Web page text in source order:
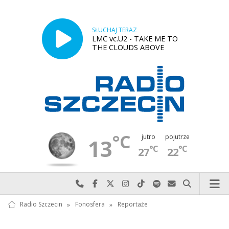
SŁUCHAJ TERAZ
LMC vc.U2 - TAKE ME TO
THE CLOUDS ABOVE
13°C jutro
27°C
pojutrze
22°C
Najlepiej po prostu do nas zadzwoń
Odwiedź nas na Facebook-u
Odwiedź nas na X
Odwiedź nas na Instagram-ie
Odwiedź nas na TikTok-u
Szukaj nas na Spotify
Wyślij do nas
Szukaj
Radio Szczecin » Fonosfera » Reportaże